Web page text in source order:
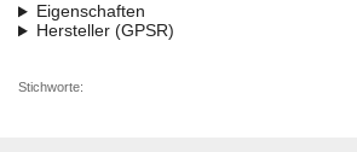
Eigenschaften
Hersteller (GPSR)
Stichworte: